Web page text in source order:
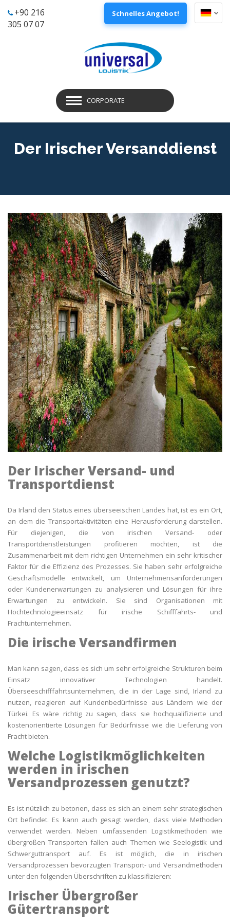
+90 216
305 07 07
Schnelles Angebot!
CORPORATE
Der Irischer Versanddienst
Der Irischer Versand- und
Transportdienst
Da Irland den Status eines überseeischen Landes hat, ist es ein Ort,
an dem die Transportaktivitäten eine Herausforderung darstellen.
Für diejenigen, die von irischen Versand- oder
Transportdienstleistungen profitieren möchten, ist die
Zusammenarbeit mit dem richtigen Unternehmen ein sehr kritischer
Faktor für die Effizienz des Prozesses. Sie haben sehr erfolgreiche
Geschäftsmodelle entwickelt, um Unternehmensanforderungen
oder Kundenerwartungen zu analysieren und Lösungen für ihre
Erwartungen zu entwickeln. Sie sind Organisationen mit
Hochtechnologieeinsatz für irische Schifffahrts- und
Frachtunternehmen.
Die irische Versandfirmen
Man kann sagen, dass es sich um sehr erfolgreiche Strukturen beim
Einsatz innovativer Technologien handelt.
Überseeschifffahrtsunternehmen, die in der Lage sind, Irland zu
nutzen, reagieren auf Kundenbedürfnisse aus Ländern wie der
Türkei. Es wäre richtig zu sagen, dass sie hochqualifizierte und
kostenorientierte Lösungen für Bedürfnisse wie die Lieferung von
Fracht bieten.
Welche Logistikmöglichkeiten
werden in irischen
Versandprozessen genutzt?
Es ist nützlich zu betonen, dass es sich an einem sehr strategischen
Ort befindet. Es kann auch gesagt werden, dass viele Methoden
verwendet werden. Neben umfassenden Logistikmethoden wie
übergroßen Transporten fallen auch Themen wie Seelogistik und
Schwerguttransport auf. Es ist möglich, die in irischen
Versandprozessen bevorzugten Transport- und Versandmethoden
unter den folgenden Überschriften zu klassifizieren:
Irischer Übergroßer
Gütertransport